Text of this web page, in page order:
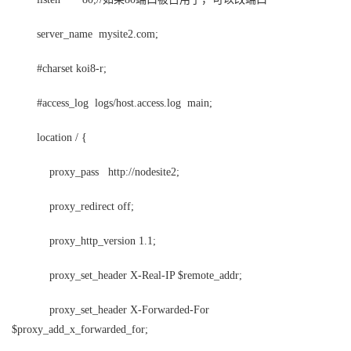
server_name mysite2.com;
#charset koi8-r;
#access_log logs/host.access.log main;
location / {
proxy_pass http://nodesite2;
proxy_redirect off;
proxy_http_version 1.1;
proxy_set_header X-Real-IP $remote_addr;
proxy_set_header X-Forwarded-For
$proxy_add_x_forwarded_for;